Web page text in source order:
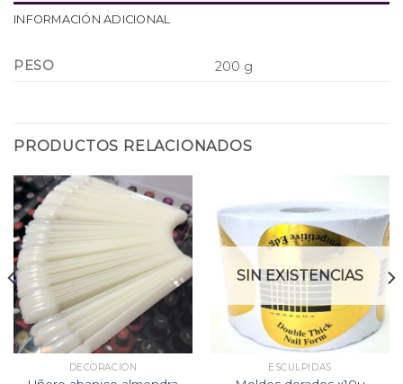
INFORMACIÓN ADICIONAL
PESO 200 g
PRODUCTOS RELACIONADOS
DECORACIÓN
SIN EXISTENCIAS
ESCULPIDAS